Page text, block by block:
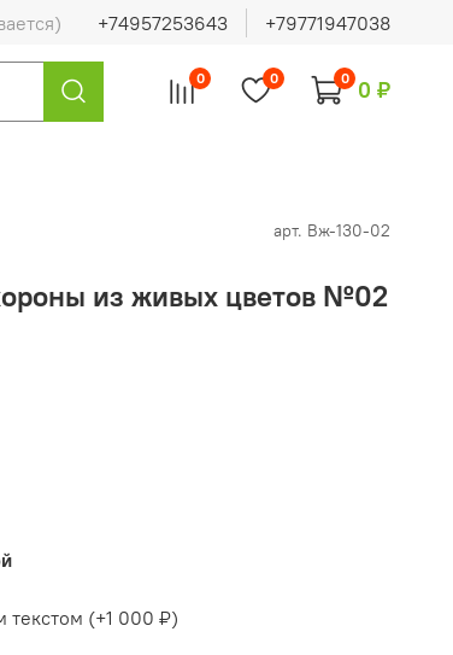
+74957253643 +79771947038
0 0 0 0 ₽
арт. Вж-130-02
из живых цветов №02
текстом (+1 000 ₽)